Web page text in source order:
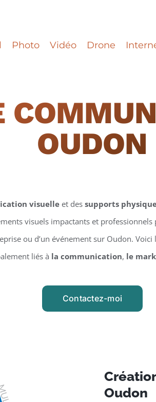
Photo Vidéo Drone
OUDON
visuelleet des supports
visuels impactants et
ou d’un événement sur Oudon. Voici
liés à la communication, le
Contactez-moi
Oudon